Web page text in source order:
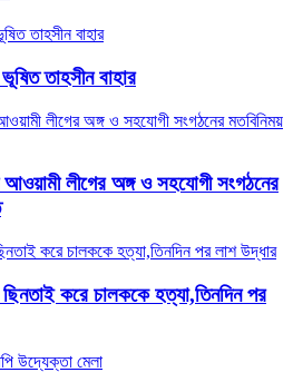
তাহসীন বাহার
লীগের অঙ্গ ও সহযোগী সংগঠনের
করে চালককে হত্যা,তিনদিন পর